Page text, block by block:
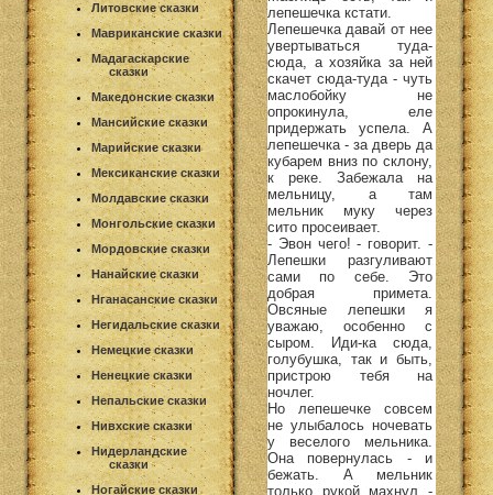
Литовские сказки
Мавриканские сказки
Мадагаскарские
сказки
Македонские сказки
Мансийские сказки
Марийские сказки
Мексиканские сказки
Молдавские сказки
Монгольские сказки
Мордовские сказки
Нанайские сказки
Нганасанские сказки
Негидальские сказки
Немецкие сказки
Ненецкие сказки
Непальские сказки
Нивхские сказки
Нидерландские
сказки
Ногайские сказки
лепешечка кстати.
Лепешечка давай от нее
увертываться туда-
сюда, а хозяйка за ней
скачет сюда-туда - чуть
маслобойку не
опрокинула, еле
придержать успела. А
лепешечка - за дверь да
кубарем вниз по склону,
к реке. Забежала на
мельницу, а там
мельник муку через
сито просеивает.
- Эвон чего! - говорит. -
Лепешки разгуливают
сами по себе. Это
добрая примета.
Овсяные лепешки я
уважаю, особенно с
сыром. Иди-ка сюда,
голубушка, так и быть,
пристрою тебя на
ночлег.
Но лепешечке совсем
не улыбалось ночевать
у веселого мельника.
Она повернулась - и
бежать. А мельник
только рукой махнул -